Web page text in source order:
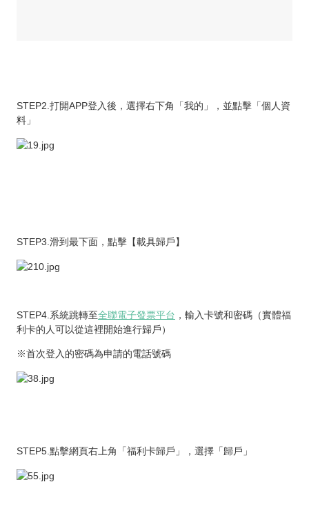
STEP2.打開APP登入後，選擇右下角「我的」，並點擊「個人資
料」
STEP3.滑到最下面，點擊【載具歸戶】
STEP4.系統跳轉至全聯電子發票平台 ，輸入卡號和密碼（實體福
利卡的人可以從這裡開始進行歸戶）
※首次登入的密碼為申請的電話號碼
STEP5.點擊網頁右上角「福利卡歸戶」，選擇「歸戶」